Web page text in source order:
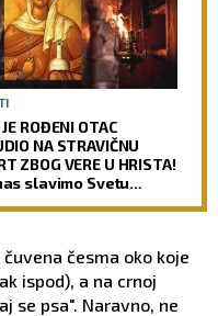
JE ROĐENI OTAC
NA STRAVIČNU
ZBOG VERE U HRISTA!
slavimo Svetu
česma oko koje
ispod), a na crnoj
se psa". Naravno, ne